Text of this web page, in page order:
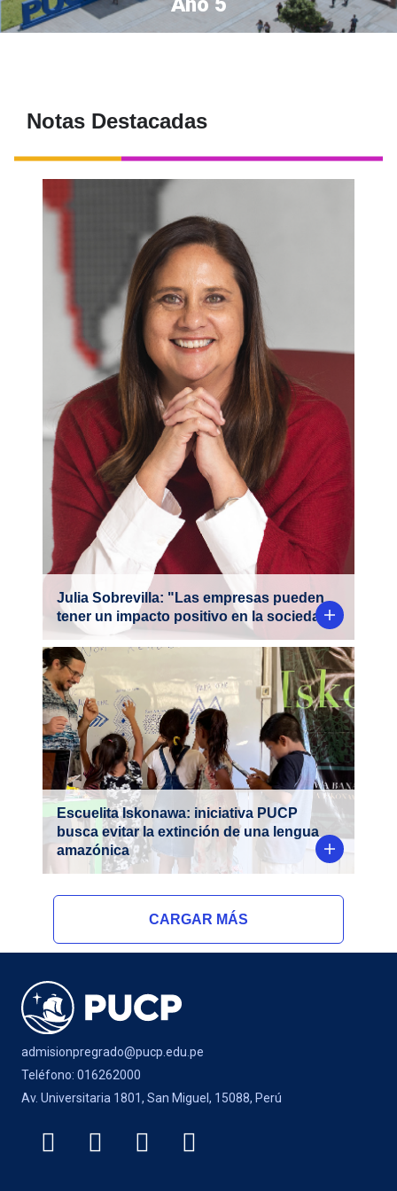
Notas Destacadas
Julia Sobrevilla: "Las empresas pueden
tener un impacto positivo en la sociedad"
La formación humanista marcó su camino
personal y profesional, donde destaca por
su compromiso con la sociedad y el medio
ambiente.
Escuelita Iskonawa: iniciativa PUCP
busca evitar la extinción de una lengua
amazónica
Roberto Zariquiey, director de la Maestría
en Lingüística PUCP, y otros especialistas
apoyan la Escuelita Iskonawa.
CARGAR MÁS
admisionpregrado@pucp.edu.pe
Teléfono: 016262000
Av. Universitaria 1801, San Miguel, 15088, Perú